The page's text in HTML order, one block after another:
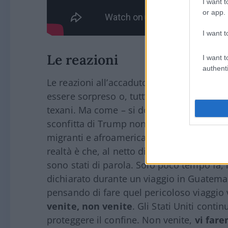
or app.
I want
I want
Le reazioni
Le reazioni all’accaduto sono state
essere sorpreso o, tutt’al più, imputa la
texani. Ma come – si domandano stupiti –
sconfitta di Trump non doveva mica
migranti e afroamericani? Nah, devono
realtà è che, al netto di narrazioni
sono stati di parola. Solo poco tempo
dichiarato durante un viaggio in
pensando di fare quel pericoloso viaggio
venite, non venite. Gli Stati Uniti
proteggere il confine. Non venite, vi